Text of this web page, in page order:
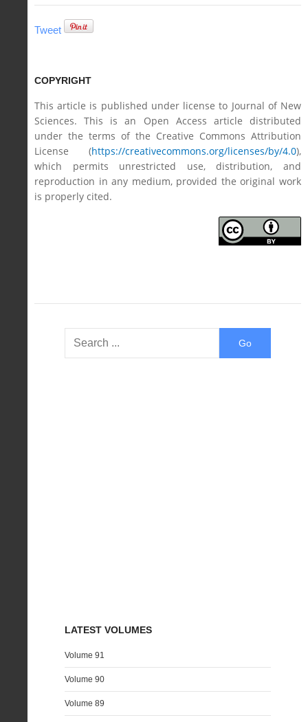
Tweet
COPYRIGHT
This article is published under license to Journal of New
Sciences. This is an Open Access article distributed
under the terms of the Creative Commons Attribution
License (https://creativecommons.org/licenses/by/4.0),
which permits unrestricted use, distribution, and
reproduction in any medium, provided the original work
is properly cited.
LATEST VOLUMES
Volume 91
Volume 90
Volume 89